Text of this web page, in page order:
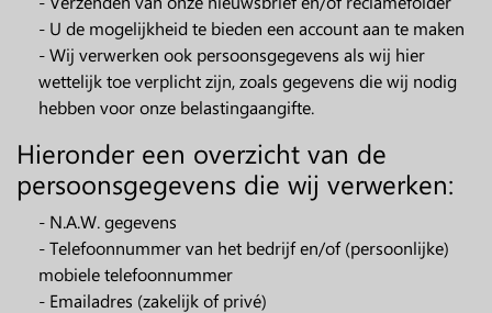
- U de mogelijkheid te bieden een account aan te maken
- Wij verwerken ook persoonsgegevens als wij hier
wettelijk toe verplicht zijn, zoals gegevens die wij nodig
hebben voor onze belastingaangifte.
Hieronder een overzicht van de
persoonsgegevens die wij verwerken:
- N.A.W. gegevens
- Telefoonnummer van het bedrijf en/of (persoonlijke)
mobiele telefoonnummer
- Emailadres (zakelijk of privé)